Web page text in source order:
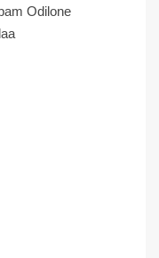
Odilone